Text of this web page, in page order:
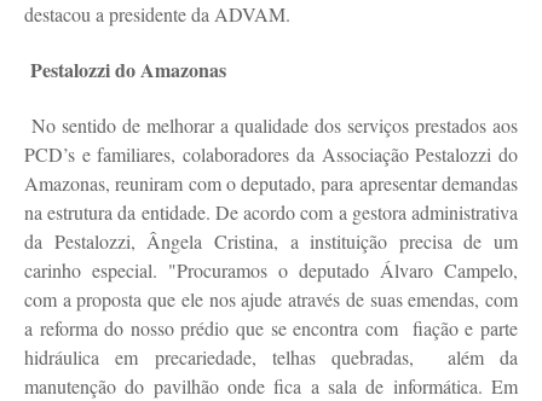
destacou a presidente da ADVAM.
Pestalozzi do Amazonas
No sentido de melhorar a qualidade dos serviços prestados aos
PCD’s e familiares, colaboradores da Associação Pestalozzi do
Amazonas, reuniram com o deputado, para apresentar demandas
na estrutura da entidade. De acordo com a gestora administrativa
da Pestalozzi, Ângela Cristina, a instituição precisa de um
carinho especial. "Procuramos o deputado Álvaro Campelo,
com a proposta que ele nos ajude através de suas emendas, com
a reforma do nosso prédio que se encontra com fiação e parte
hidráulica em precariedade, telhas quebradas,
além da
manutenção do pavilhão onde fica a sala de informática. Em